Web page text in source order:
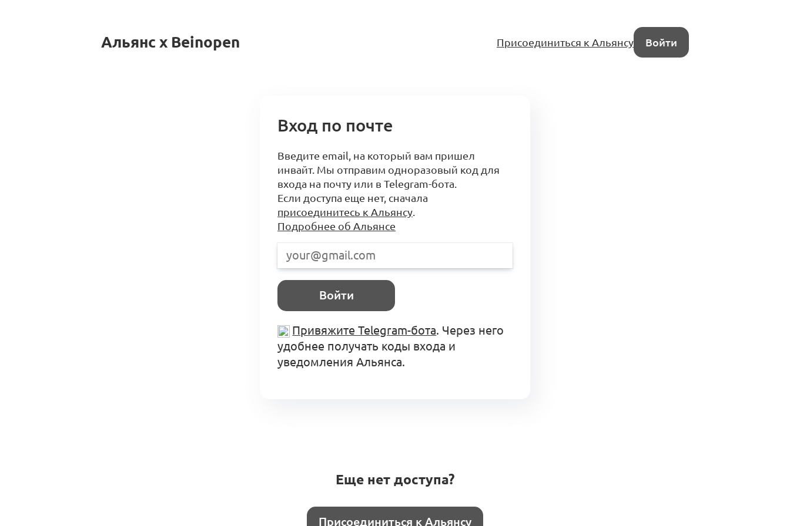
Альянс x Beinopen Присоединиться к Альянсу Войти
Вход по почте
Введите email, на который вам пришел
инвайт. Мы отправим одноразовый код для
входа на почту или в Telegram-бота.
Если доступа еще нет, сначала
присоединитесь к Альянсу.
Подробнее об Альянсе
Войти
Привяжите Telegram-бота. Через него
удобнее получать коды входа и
уведомления Альянса.
Еще нет доступа?
Присоединиться к Альянсу